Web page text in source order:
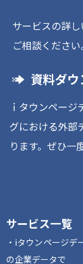
サービスの詳
ご相談ください
資料ダ
ｉタウンペー
グにおける外部
ります。ぜひ一
サービス一覧
iタウンページデ
の企業データで